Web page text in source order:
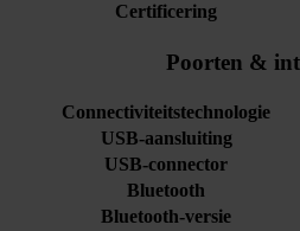
Certificering
Poorten &
Connectiviteitstechnologie
USB-aansluiting
USB-connector
Bluetooth
Bluetooth-versie